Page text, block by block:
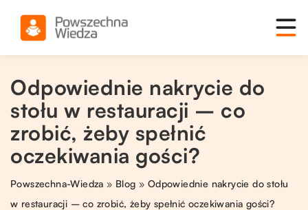
Odpowiednie nakrycie do
stołu w restauracji – co
zrobić, żeby spełnić
oczekiwania gości?
Powszechna-Wiedza » Blog » Odpowiednie nakrycie do stołu
w restauracji – co zrobić, żeby spełnić oczekiwania gości?